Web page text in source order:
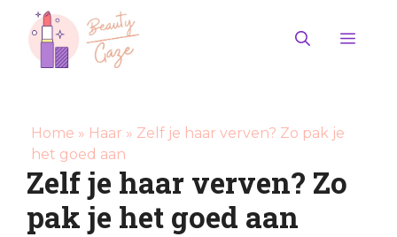
naar
Home » Haar » Zelf je haar verven? Zo pak je
het goed aan
Zelf je haar verven? Zo
pak je het goed aan